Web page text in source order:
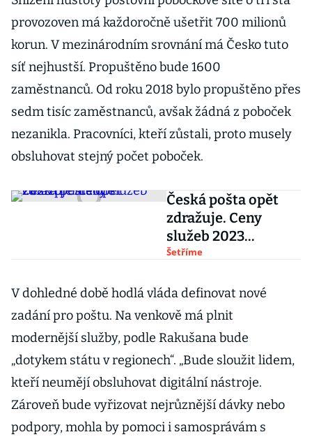
provozoven má každoročně ušetřit 700 milionů
korun. V mezinárodním srovnání má Česko tuto
síť nejhustší. Propuštěno bude 1600
zaměstnanců. Od roku 2018 bylo propuštěno přes
sedm tisíc zaměstnanců, avšak žádná z poboček
nezanikla. Pracovníci, kteří zůstali, proto musely
obsluhovat stejný počet poboček.
Česká pošta opět
zdražuje. Ceny
služeb 2023
přehledně
Šetříme
V dohledné době hodlá vláda definovat nové
zadání pro poštu. Na venkově má plnit
modernější služby, podle Rakušana bude
„dotykem státu v regionech“. „Bude sloužit lidem,
kteří neumějí obsluhovat digitální nástroje.
Zároveň bude vyřizovat nejrůznější dávky nebo
podpory, mohla by pomoci i samosprávám s